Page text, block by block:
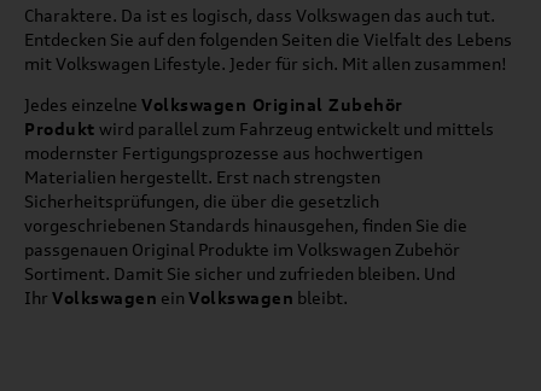
Charaktere. Da ist es logisch, dass Volkswagen das auch tut.
Entdecken Sie auf den folgenden Seiten die Vielfalt des Lebens
mit Volkswagen Lifestyle. Jeder für sich. Mit allen zusammen!
Jedes einzelne Volkswagen Original Zubehör
Produkt wird parallel zum Fahrzeug entwickelt und mittels
modernster Fertigungsprozesse aus hochwertigen
Materialien hergestellt. Erst nach strengsten
Sicherheitsprüfungen, die über die gesetzlich
vorgeschriebenen Standards hinausgehen, finden Sie die
passgenauen Original Produkte im Volkswagen Zubehör
Sortiment. Damit Sie sicher und zufrieden bleiben. Und
Ihr Volkswagen ein Volkswagen bleibt.